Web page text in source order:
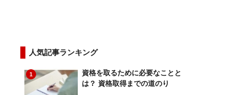
人気記事ランキング
1
資格を取るために必要なことと
は？ 資格取得までの道のり